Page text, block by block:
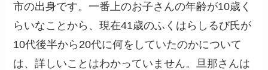
市の出身です。一番上のお子さんの年齢が10歳く
らいなことから、現在41歳のふくはらしるび氏が
10代後半から20代に何をしていたのかについて
は、詳しいことはわかっていません。旦那さんは